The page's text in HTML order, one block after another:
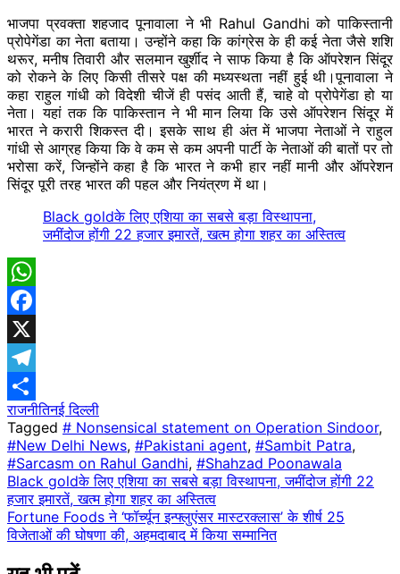
भाजपा प्रवक्ता शहजाद पूनावाला ने भी Rahul Gandhi को पाकिस्तानी
प्रोपेगेंडा का नेता बताया। उन्होंने कहा कि कांग्रेस के ही कई नेता जैसे शशि
थरूर, मनीष तिवारी और सलमान खुर्शीद ने साफ किया है कि ऑपरेशन सिंदूर
को रोकने के लिए किसी तीसरे पक्ष की मध्यस्थता नहीं हुई थी।पूनावाला ने
कहा राहुल गांधी को विदेशी चीजें ही पसंद आती हैं, चाहे वो प्रोपेगेंडा हो या
नेता। यहां तक कि पाकिस्तान ने भी मान लिया कि उसे ऑपरेशन सिंदूर में
भारत ने करारी शिकस्त दी। इसके साथ ही अंत में भाजपा नेताओं ने राहुल
गांधी से आग्रह किया कि वे कम से कम अपनी पार्टी के नेताओं की बातों पर तो
भरोसा करें, जिन्होंने कहा है कि भारत ने कभी हार नहीं मानी और ऑपरेशन
सिंदूर पूरी तरह भारत की पहल और नियंत्रण में था।
Black goldके लिए एशिया का सबसे बड़ा विस्थापना,
जमींदोज होंगी 22 हजार इमारतें, खत्म होगा शहर का अस्तित्व
WhatsApp
Facebook
X
Telegram
Share
राजनीतिनई दिल्ली
Tagged # Nonsensical statement on Operation Sindoor,
#New Delhi News, #Pakistani agent, #Sambit Patra,
#Sarcasm on Rahul Gandhi, #Shahzad Poonawala
Post
navigation
Black goldके लिए एशिया का सबसे बड़ा विस्थापना, जमींदोज होंगी 22
हजार इमारतें, खत्म होगा शहर का अस्तित्व
Fortune Foods ने ‘फॉर्च्यून इन्फ्लुएंसर मास्टरक्लास’ के शीर्ष 25
विजेताओं की घोषणा की, अहमदाबाद में किया सम्मानित